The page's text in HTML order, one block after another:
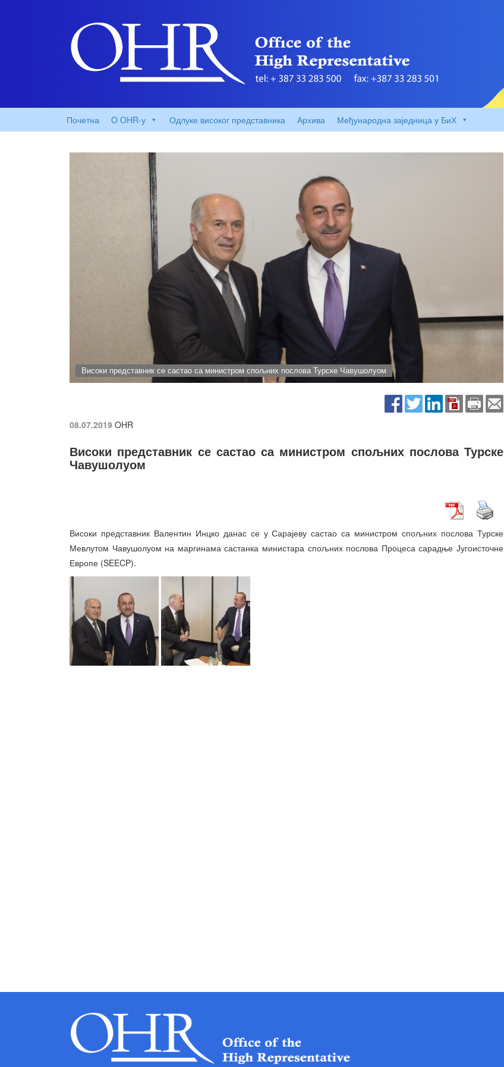
Почетна O OHR-у Одлуке високог представника Архива Међународна заједница у БиХ
Високи представник се састао са министром спољних послова Турске Чавушолуом
08.07.2019 OHR
Високи представник се састао са министром спољних послова Турске
Чавушолуом
Високи представник Валентин Инцко данас се у Сарајеву састао са министром спољних послова Турске
Мевлутом Чавушолуом на маргинама састанка министара спољних послова Процеса сарадње Југоисточне
Европе (SEECP).